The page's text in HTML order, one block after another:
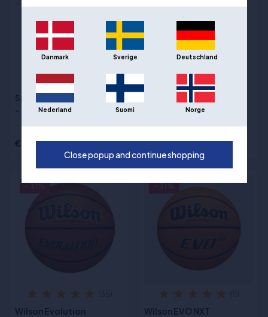
Spalding Legacy TF1000
- maat 7
€130,00
Basketbal maat 6
€59,00
Wilson Evolution
Wilson EVO NXT
Danmark Sverige Deutschland
Nederland Suomi Norge
Close popup and continue shopping